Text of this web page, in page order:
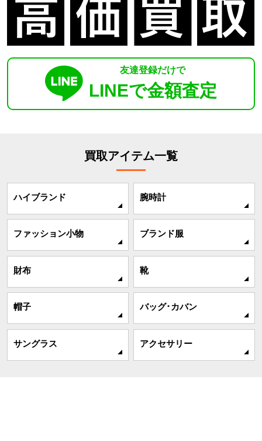
友達登録だけで
LINEで金額査定
買取アイテム一覧
ハイブランド 腕時計
ファッション小物 ブランド服
財布 靴
帽子 バッグ･カバン
サングラス アクセサリー